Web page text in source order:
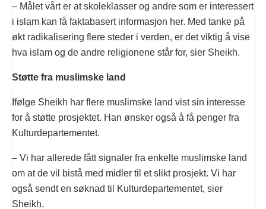
– Målet vårt er at skoleklasser og andre som er interessert
i islam kan få faktabasert informasjon her. Med tanke på
økt radikalisering flere steder i verden, er det viktig å vise
hva islam og de andre religionene står for, sier Sheikh.
Støtte fra muslimske land
Ifølge Sheikh har flere muslimske land vist sin interesse
for å støtte prosjektet. Han ønsker også å få penger fra
Kulturdepartementet.
– Vi har allerede fått signaler fra enkelte muslimske land
om at de vil bistå med midler til et slikt prosjekt. Vi har
også sendt en søknad til Kulturdepartementet, sier
Sheikh.